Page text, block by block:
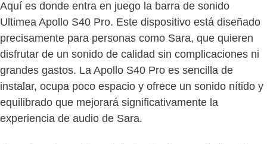
Aquí es donde entra en juego la barra de sonido
Ultimea Apollo S40 Pro. Este dispositivo está diseñado
precisamente para personas como Sara, que quieren
disfrutar de un sonido de calidad sin complicaciones ni
grandes gastos. La Apollo S40 Pro es sencilla de
instalar, ocupa poco espacio y ofrece un sonido nítido y
equilibrado que mejorará significativamente la
experiencia de audio de Sara.